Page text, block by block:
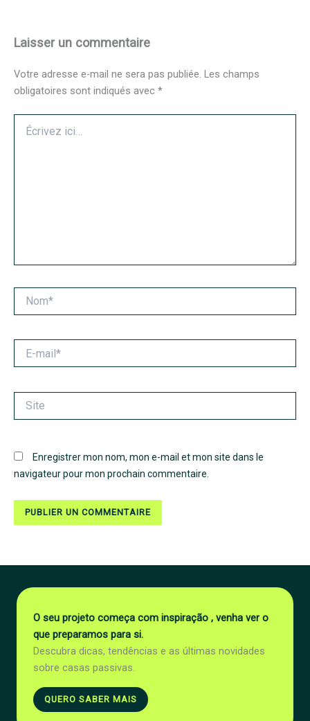
Laisser un commentaire
Votre adresse e-mail ne sera pas publiée. Les champs
obligatoires sont indiqués avec *
ici…
mail*
Enregistrer mon nom, mon e-mail et mon site dans le
navigateur pour mon prochain commentaire.
O seu projeto começa com inspiração , venha ver o
que preparamos para si.
Descubra dicas, tendências e as últimas novidades
sobre casas passivas.
QUERO SABER MAIS